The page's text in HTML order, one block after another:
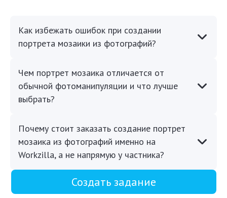
Как избежать ошибок при создании
портрета мозаики из фотографий?
Чем портрет мозаика отличается от
обычной фотоманипуляции и что лучше
выбрать?
Почему стоит заказать создание портрет
мозаика из фотографий именно на
Workzilla, а не напрямую у частника?
Создать задание